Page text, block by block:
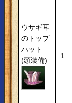
ウサギ耳
のトップ
ハット
(頭装備)
1